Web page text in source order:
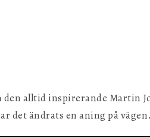
alltid inspirerande Martin
det ändrats en aning på vägen.